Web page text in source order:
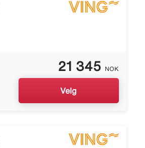
21 345 NOK
Velg